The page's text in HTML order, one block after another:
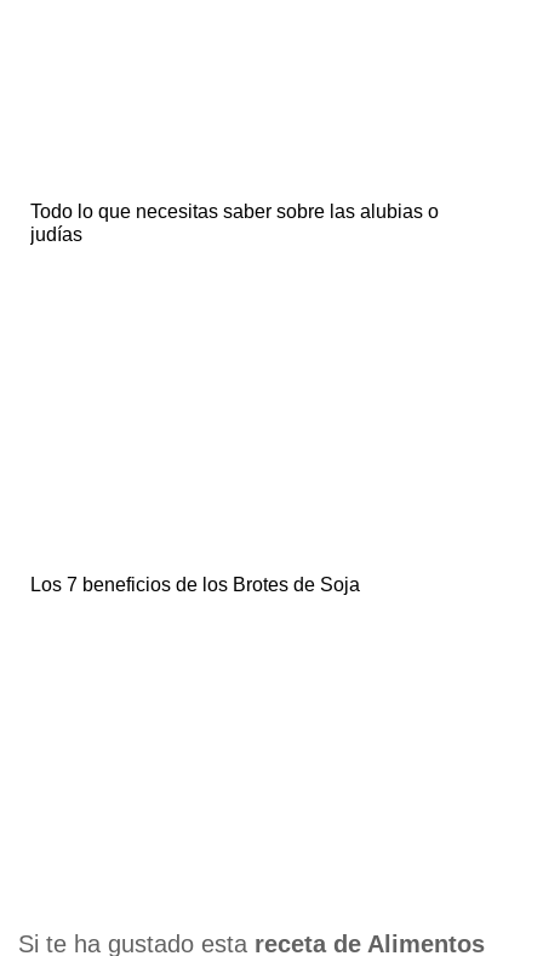
Todo lo que necesitas saber sobre las alubias o
judías
Los 7 beneficios de los Brotes de Soja
Si te ha gustado esta receta de Alimentos